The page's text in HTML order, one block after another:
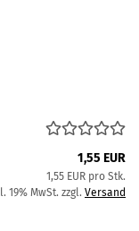
1,55 EUR
1,55 EUR pro Stk.
19% MwSt. zzgl. Versand